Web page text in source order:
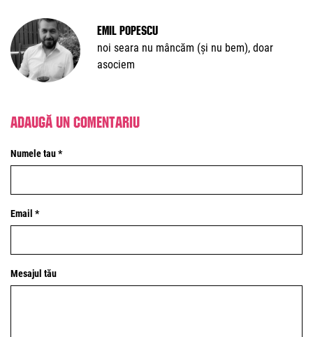
Emil Popescu
noi seara nu mâncăm (și nu bem), doar
asociem
Adaugă un comentariu
Numele tau *
Email *
Mesajul tău